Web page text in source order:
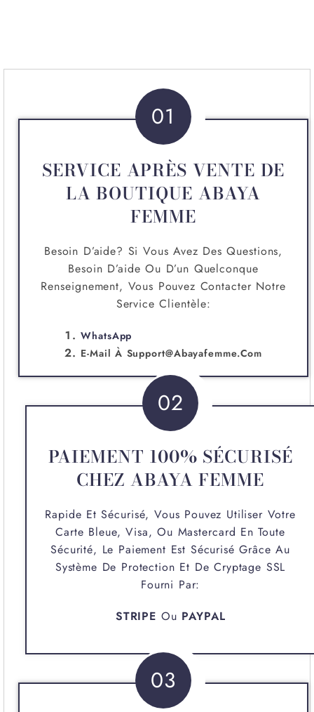
01
SERVICE APRÈS VENTE DE
LA BOUTIQUE ABAYA
FEMME
Besoin D’aide? Si Vous Avez Des Questions,
Besoin D’aide Ou D’un Quelconque
Renseignement, Vous Pouvez Contacter Notre
Service Clientèle:
WhatsApp
E-Mail À Support@abayafemme.com
02
PAIEMENT 100% SÉCURISÉ
CHEZ ABAYA FEMME
Rapide Et Sécurisé, Vous Pouvez Utiliser Votre
Carte Bleue, Visa, Ou Mastercard En Toute
Sécurité, Le Paiement Est Sécurisé Grâce Au
Système De Protection Et De Cryptage SSL
Fourni Par:
STRIPE Ou PAYPAL
03